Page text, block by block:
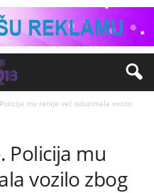
mu ranije već oduzimala vozilo
Policija mu
vozilo zbog